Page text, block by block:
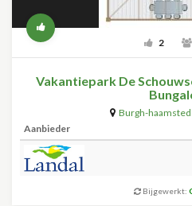
2
Vakantiepark De
Burgh-
Aanbieder
Bijgewerkt: